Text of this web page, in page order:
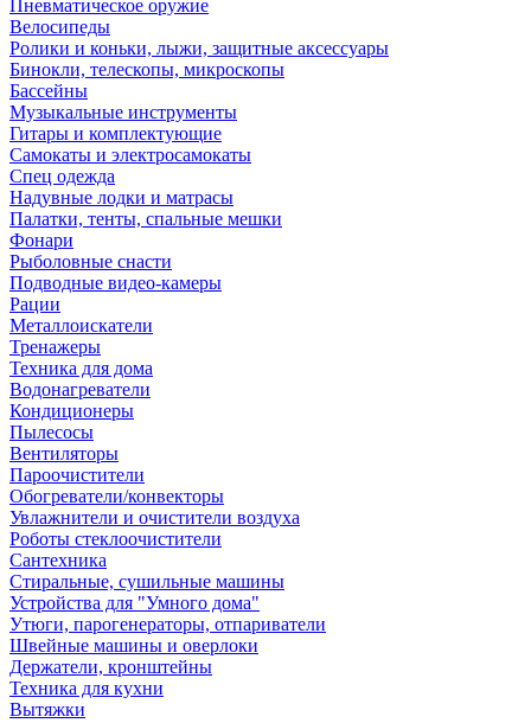
Пневматическое оружие
Велосипеды
Ролики и коньки, лыжи, защитные аксессуары
Бинокли, телескопы, микроскопы
Бассейны
Музыкальные инструменты
Гитары и комплектующие
Самокаты и электросамокаты
Спец одежда
Надувные лодки и матрасы
Палатки, тенты, спальные мешки
Фонари
Рыболовные снасти
Подводные видео-камеры
Рации
Металлоискатели
Тренажеры
Техника для дома
Водонагреватели
Кондиционеры
Пылесосы
Вентиляторы
Пароочистители
Обогреватели/конвекторы
Увлажнители и очистители воздуха
Роботы стеклоочистители
Сантехника
Стиральные, сушильные машины
Устройства для "Умного дома"
Утюги, парогенераторы, отпариватели
Швейные машины и оверлоки
Держатели, кронштейны
Техника для кухни
Вытяжки